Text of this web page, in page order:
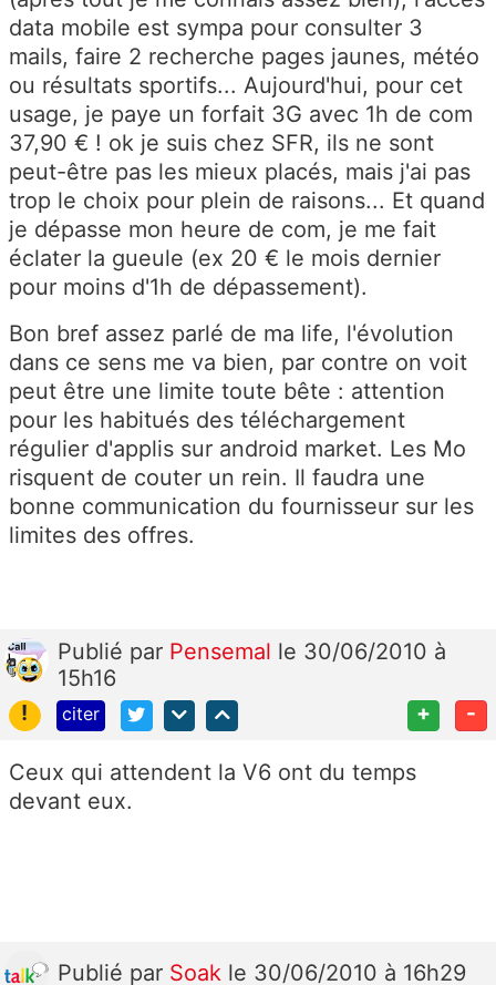
data mobile est sympa pour consulter 3
mails, faire 2 recherche pages jaunes, météo
ou résultats sportifs... Aujourd'hui, pour cet
usage, je paye un forfait 3G avec 1h de com
37,90 € ! ok je suis chez SFR, ils ne sont
peut-être pas les mieux placés, mais j'ai pas
trop le choix pour plein de raisons... Et quand
je dépasse mon heure de com, je me fait
éclater la gueule (ex 20 € le mois dernier
pour moins d'1h de dépassement).
Bon bref assez parlé de ma life, l'évolution
dans ce sens me va bien, par contre on voit
peut être une limite toute bête : attention
pour les habitués des téléchargement
régulier d'applis sur android market. Les Mo
risquent de couter un rein. Il faudra une
bonne communication du fournisseur sur les
limites des offres.
Publié par Pensemal le 30/06/2010 à
15h16
!
citer + -
Ceux qui attendent la V6 ont du temps
devant eux.
Publié par Soak le 30/06/2010 à 16h29